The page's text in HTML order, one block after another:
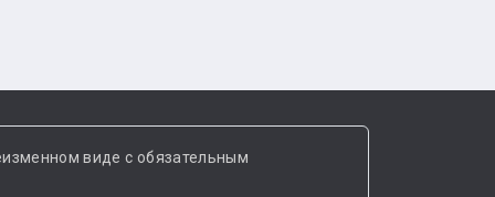
виде с обязательным